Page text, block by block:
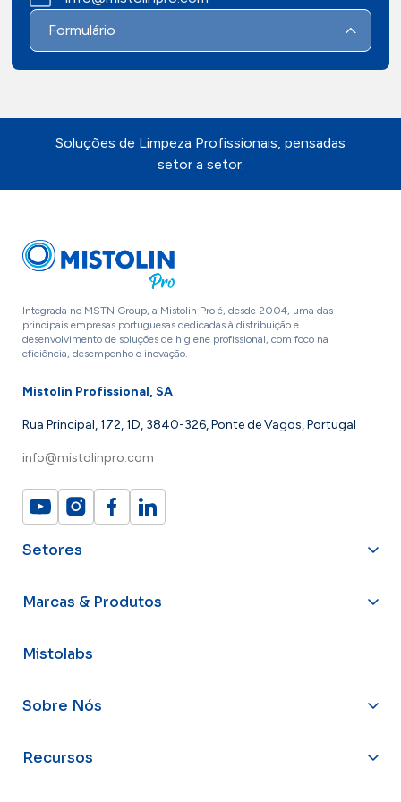
Formulário
Soluções de Limpeza Profissionais, pensadas
setor a setor.
Integrada no MSTN Group, a Mistolin Pro é, desde 2004, uma das
principais empresas portuguesas dedicadas à distribuição e
desenvolvimento de soluções de higiene profissional, com foco na
eficiência, desempenho e inovação.
Mistolin Profissional, SA
Rua Principal, 172, 1D, 3840-326, Ponte de Vagos, Portugal
info@mistolinpro.com
Setores
Marcas & Produtos
Mistolabs
Sobre Nós
Recursos